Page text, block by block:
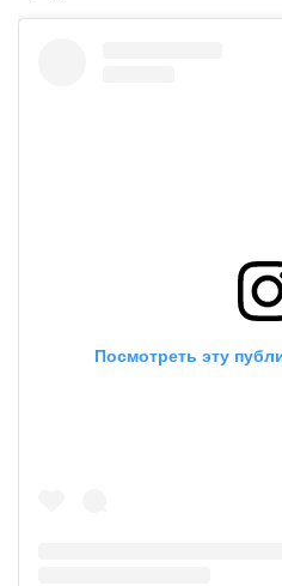
Посмотреть эту